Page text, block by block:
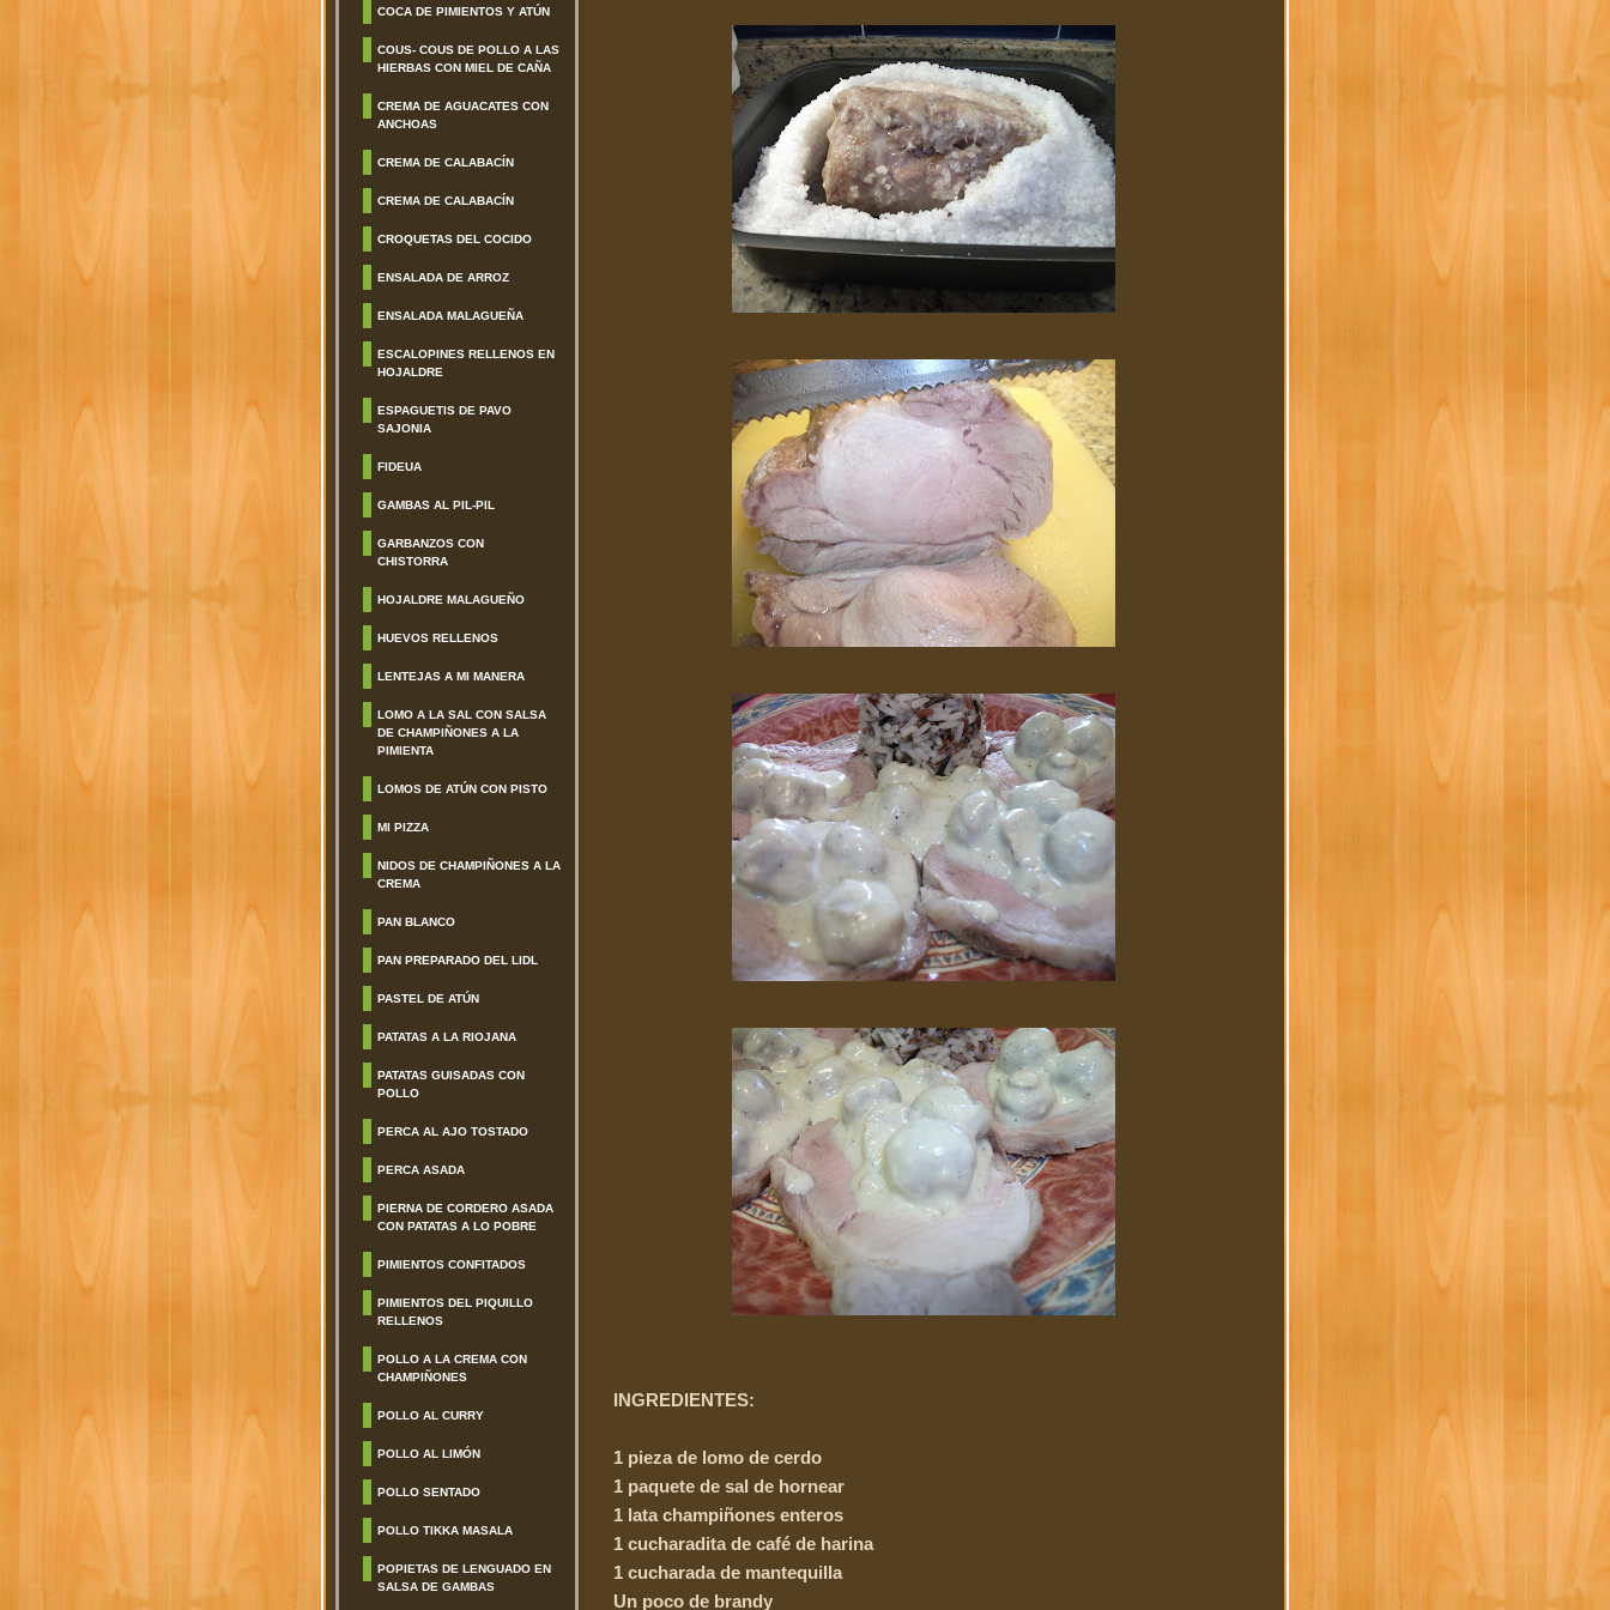
COCA DE PIMIENTOS Y ATÚN
COUS- COUS DE POLLO A LAS
HIERBAS CON MIEL DE CAÑA
CREMA DE AGUACATES CON
ANCHOAS
CREMA DE CALABACÍN
CREMA DE CALABACÍN
CROQUETAS DEL COCIDO
ENSALADA DE ARROZ
ENSALADA MALAGUEÑA
ESCALOPINES RELLENOS EN
HOJALDRE
ESPAGUETIS DE PAVO
SAJONIA
FIDEUA
GAMBAS AL PIL-PIL
GARBANZOS CON
CHISTORRA
HOJALDRE MALAGUEÑO
HUEVOS RELLENOS
LENTEJAS A MI MANERA
LOMO A LA SAL CON SALSA
DE CHAMPIÑONES A LA
PIMIENTA
LOMOS DE ATÚN CON PISTO
MI PIZZA
NIDOS DE CHAMPIÑONES A LA
CREMA
PAN BLANCO
PAN PREPARADO DEL LIDL
PASTEL DE ATÚN
PATATAS A LA RIOJANA
PATATAS GUISADAS CON
POLLO
PERCA AL AJO TOSTADO
PERCA ASADA
PIERNA DE CORDERO ASADA
CON PATATAS A LO POBRE
PIMIENTOS CONFITADOS
PIMIENTOS DEL PIQUILLO
RELLENOS
POLLO A LA CREMA CON
CHAMPIÑONES
POLLO AL CURRY
POLLO AL LIMÓN
POLLO SENTADO
POLLO TIKKA MASALA
POPIETAS DE LENGUADO EN
SALSA DE GAMBAS
INGREDIENTES:
1 pieza de lomo de cerdo
1 paquete de sal de hornear
1 lata champiñones enteros
1 cucharadita de café de harina
1 cucharada de mantequilla
Un poco de brandy